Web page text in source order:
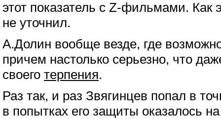
этот показатель с Z-фильмами. Как
не уточнил.
А.Долин вообще везде, где
причем настолько серьезно, что
своего терпения.
Раз так, и раз Звягинцев попал в
в попытках его защиты оказалось